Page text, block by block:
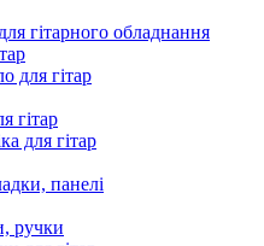
гітарного обладнання
для гітар
гітар
для гітар
панелі
ручки